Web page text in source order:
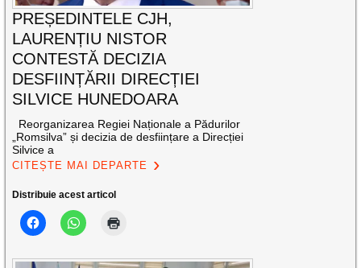
PREȘEDINTELE CJH,
LAURENȚIU NISTOR
CONTESTĂ DECIZIA
DESFIINȚĂRII DIRECȚIEI
SILVICE HUNEDOARA
Reorganizarea Regiei Naționale a Pădurilor
„Romsilva” și decizia de desființare a Direcției
Silvice a
CITEȘTE MAI DEPARTE
Distribuie acest articol